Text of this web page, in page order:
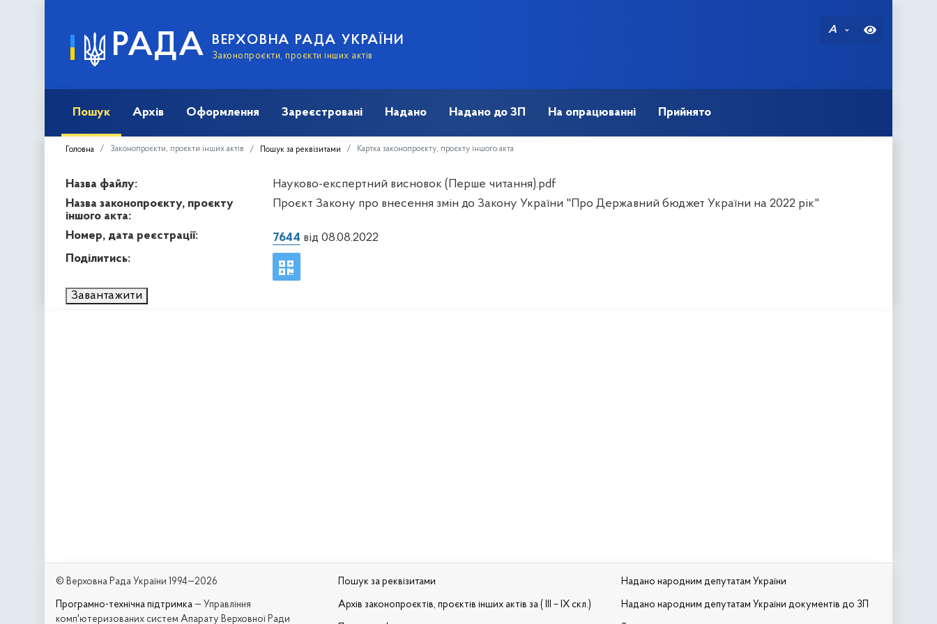
РАДА ВЕРХОВНА РАДА УКРАЇНИ
Законопроєкти, проєкти інших актів
A
Пошук Архів Оформлення Зареєстровані Надано Надано до ЗП На опрацюванні Прийнято
Головна Законопроєкти, проєкти інших актів Пошук за реквізитами Картка законопроєкту, проєкту іншого акта
Назва файлу:
Науково-експертний висновок (Перше читання).pdf
Назва законопроєкту, проєкту
іншого акта:
Проєкт Закону про внесення змін до Закону України "Про Державний бюджет України на 2022 рік"
Номер, дата реєстрації: 7644 від 08.08.2022
Поділитись:
Завантажити
© Верховна Рада України 1994—2026
Програмно-технічна підтримка — Управління
комп'ютеризованих систем Апарату Верховної Ради
Пошук за реквізитами
Архів законопроєктів, проєктів інших актів за ( III – IX скл.)
Надано народним депутатам України
Надано народним депутатам України документів до ЗП